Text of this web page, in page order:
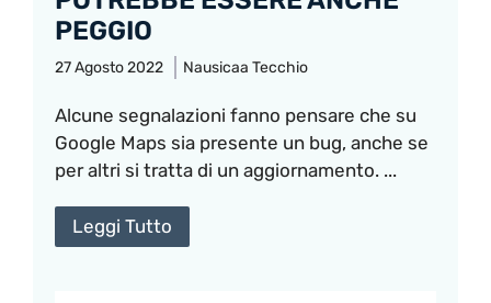
PEGGIO
27 Agosto 2022 Nausicaa Tecchio
Alcune segnalazioni fanno pensare che su
Google Maps sia presente un bug, anche se
per altri si tratta di un aggiornamento. ...
Leggi Tutto